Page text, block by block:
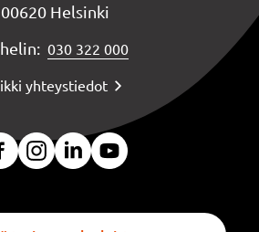
00620 Helsinki
030 322 000
yhteystiedot